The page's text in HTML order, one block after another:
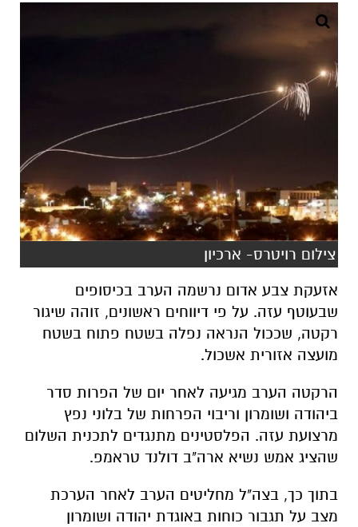
צילום רויטרס- ארכיון
אזעקת צבע אדום נרשמה הערב בכיסופים
שבעוטף עזה. על פי דיווחים ראשונים, זוהה שיגור
רקטה, שככול הנראה נפלה בשטח פתוח בשטח
מועצה אזורית אשכול.
הרקטה הערב מגיעה לאחר יום של הפרות סדר
ביהודה ושומרון וריבוי הפרחות של בלוני נפץ
מרצועת עזה. הפלסטינים מתנגדים לתכנית השלום
שהציג אמש נשיא ארה"ב דולנד טראמפ.
בתוך כך, בצה"ל מחליטים הערב לאחר הערכת
מצב על תגבור כוחות באוגדת יהודה ושומרון